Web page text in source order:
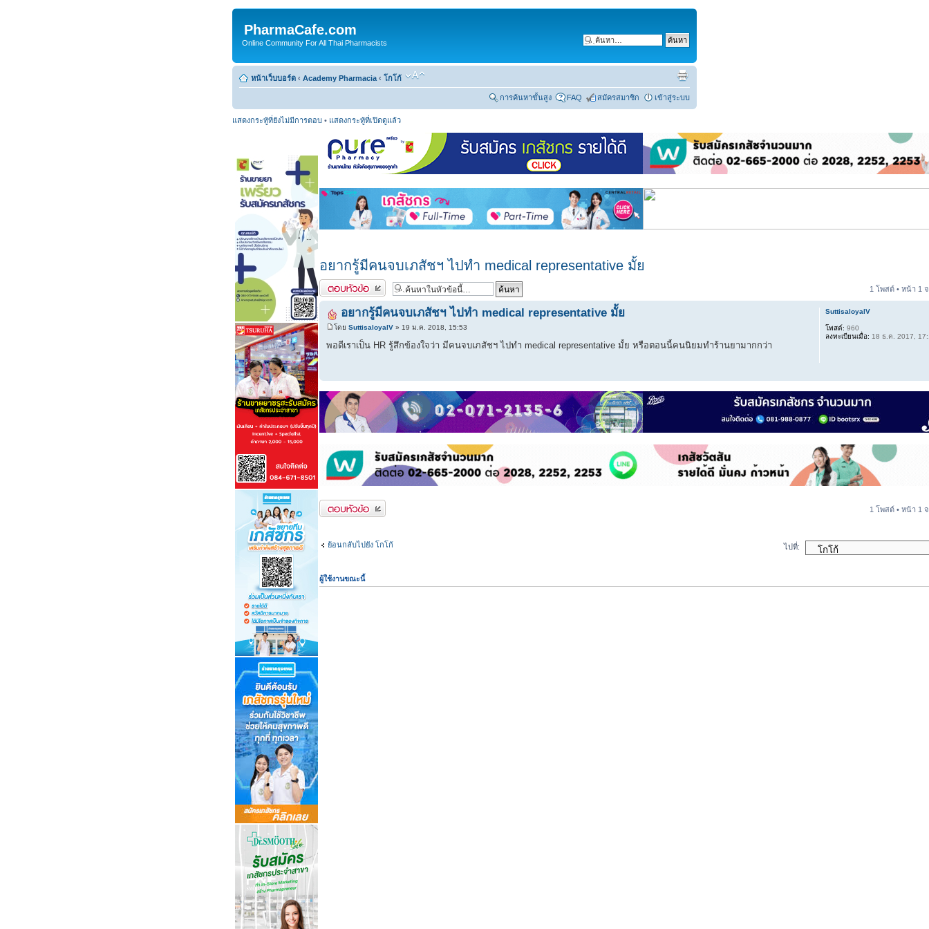
PharmaCafe.com
Online Community For All Thai Pharmacists
หน้าเว็บบอร์ด ‹ Academy Pharmacia ‹ โกโก้
การค้นหาขั้นสูง FAQ สมัครสมาชิก เข้าสู่ระบบ
แสดงกระทู้ที่ยังไม่มีการตอบ • แสดงกระทู้ที่เปิดดูแล้ว
อยากรู้มีคนจบเภสัชฯ ไปทำ medical representative มั้ย
ตอบกระทู้ 1 โพสต์ • หน้า 1
อยากรู้มีคนจบเภสัชฯ ไปทำ medical representative มั้ย
โดย SuttisaloyalV » 19 ม.ค. 2018, 15:53
พอดีเราเป็น HR รู้สึกข้องใจว่า มีคนจบเภสัชฯ ไปทำ medical representative มั้ย หรือตอนนี้คนนิยมทำร้านยามากกว่า
SuttisaloyalV
โพสต์: 960
ลงทะเบียนเมื่อ: 18 ธ.ค. 2017,
ตอบกระทู้ 1 โพสต์ • หน้า 1
ย้อนกลับไปยัง โกโก้ ไปที่:
ผู้ใช้งานขณะนี้